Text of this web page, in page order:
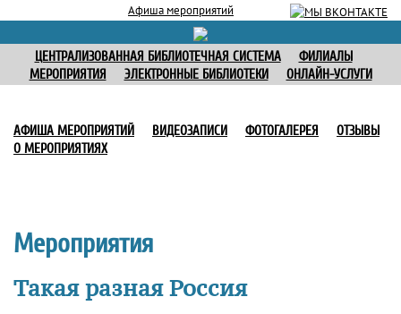
Афиша мероприятий
ЦЕНТРАЛИЗОВАННАЯ БИБЛИОТЕЧНАЯ СИСТЕМА
ФИЛИАЛЫ
МЕРОПРИЯТИЯ
ЭЛЕКТРОННЫЕ БИБЛИОТЕКИ ОНЛАЙН-УСЛУГИ
АФИША МЕРОПРИЯТИЙ ВИДЕОЗАПИСИ ФОТОГАЛЕРЕЯ
ОТЗЫВЫ
О МЕРОПРИЯТИЯХ
Мероприятия
Такая разная Россия